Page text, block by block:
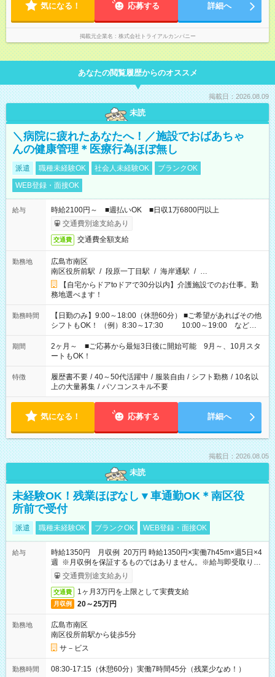
残業は13.25ｈ以下 ⇒業務効率化等を図り、さらに減らしてい
きます ◎基本は定時退社 ◎固定残業・みなし残業ナシ。残業分
は1分単位で支給
気になる！ 応募する 詳細へ
掲載元企業名 株式会社トライアルカンパニー
あなたの閲覧履歴からのオススメ
掲載日：2026.08.09
未読
＼病院に疲れたあなたへ！／施設でおばあちゃ
んの健康管理＊医療行為ほぼ無し
派遣 職種未経験OK 社会人未経験OK
ブランクOK
WEB登録・面接OK
給与
時給2100円～ ■週払いOK ■日収1万6800円以上
交通費別途支給あり
交通費 交通費全額支給
勤務地
広島市南区
南区役所前駅 / 段原一丁目駅 / 海岸通駅 / …
【自宅からドアtoドアで30分以内】介護施設でのお仕事。勤
務地選べます！
勤務時間
【日勤のみ】9:00～18:00（休憩60分） ■ご希望があればその他
シフトもOK！ （例）8:30～17:30 10:00～19:00 など
「家族とお休みを合わせたい」 「できれば残業はしたくない」
など、あなたのご希望に沿ったお仕事をご紹介します！ ※Wワ
ーク希望の方へ 今ご覧のお仕事で希望する勤務時間と、もう1つ
のお仕事の勤務時間。 合計で週40時間を超える場合は応募でき
ません
期間
2ヶ月～ ■ご応募から最短3日後に開始可能 9月～、10月スタ
ートもOK！
特徴 履歴書不要 / 40～50代活躍中 / 服装自由 / シフト勤務 / 10名以
上の大量募集 / パソコンスキル不要
気になる！ 応募する 詳細へ
掲載日：2026.08.05
未読
未経験OK！残業ほぼなし▼車通勤OK＊南区役
所前で受付
派遣 職種未経験OK ブランクOK WEB登録・面接OK
給与
時給1350円 月収例 20万円 時給1350円×実働7h45m×週5日×4
週 ※月収例を保証するものではありません。※給与即受取りサ
ービス利用可（利用条件有）
交通費別途支給あり
交通費 1ヶ月3万円を上限として実費支給
月収例 20～25万円
勤務地
広島市南区
南区役所前駅から徒歩5分
サ－ビス
勤務時間 08:30-17:15（休憩60分）実働7時間45分（残業少なめ！）